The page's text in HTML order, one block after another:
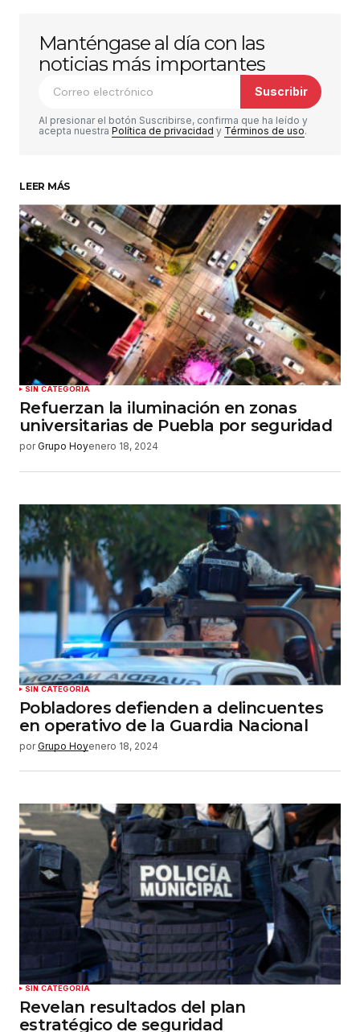
Tu dirección de correo electrónico no será
publicada. Los campos obligatorios están
marcados con*
Comentario*
Su nombre*
Tu correo electrónico*
Guardar mi nombre, correo electrónico y sitio
web en este navegador para la próxima vez que
haga un comentario.
Enviar comentario
Manténgase al día con las
noticias más importantes
Suscribir
Al presionar el botón Suscribirse, confirma que ha leído y
acepta nuestra Política de privacidad y Términos de uso.
LEER MÁS
SIN CATEGORÍA
Refuerzan la iluminación en zonas
universitarias de Puebla por seguridad
por Grupo Hoyenero 18, 2024
SIN CATEGORÍA
Pobladores defienden a delincuentes
en operativo de la Guardia Nacional
por Grupo Hoyenero 18, 2024
SIN CATEGORÍA
Revelan resultados del plan
estratégico de seguridad